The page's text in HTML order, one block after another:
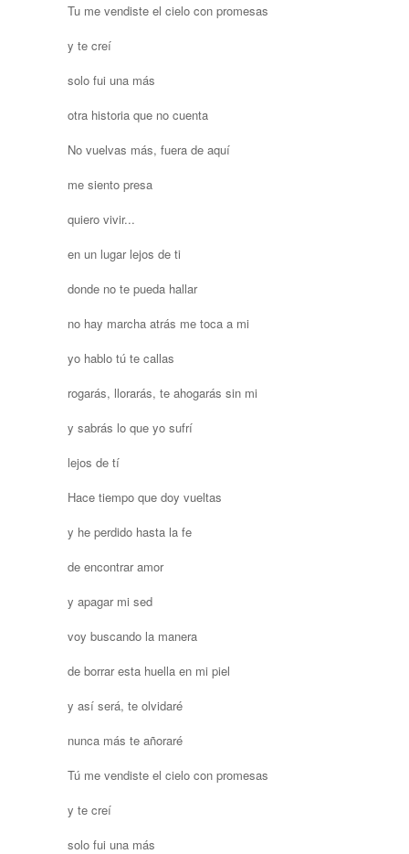
Tu me vendiste el cielo con promesas
y te creí
solo fui una más
otra historia que no cuenta
No vuelvas más, fuera de aquí
me siento presa
quiero vivir...
en un lugar lejos de ti
donde no te pueda hallar
no hay marcha atrás me toca a mi
yo hablo tú te callas
rogarás, llorarás, te ahogarás sin mi
y sabrás lo que yo sufrí
lejos de tí
Hace tiempo que doy vueltas
y he perdido hasta la fe
de encontrar amor
y apagar mi sed
voy buscando la manera
de borrar esta huella en mi piel
y así será, te olvidaré
nunca más te añoraré
Tú me vendiste el cielo con promesas
y te creí
solo fui una más